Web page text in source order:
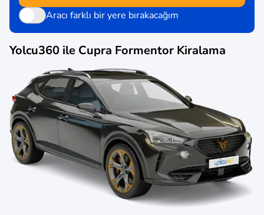
Aracı farklı bir yere bırakacağım
Yolcu360 ile Cupra Formentor Kiralama